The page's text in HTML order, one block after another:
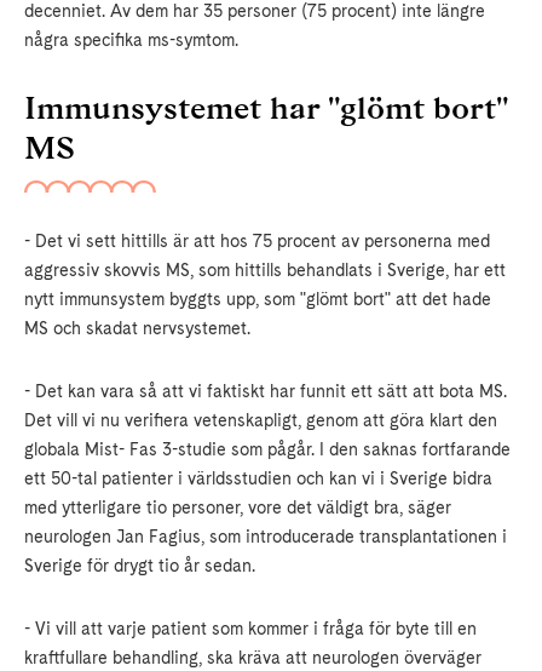
decenniet. Av dem har 35 personer (75 procent) inte längre
några specifika ms-symtom.
Immunsystemet har "glömt bort"
MS
- Det vi sett hittills är att hos 75 procent av personerna med
aggressiv skovvis MS, som hittills behandlats i Sverige, har ett
nytt immunsystem byggts upp, som "glömt bort" att det hade
MS och skadat nervsystemet.
- Det kan vara så att vi faktiskt har funnit ett sätt att bota MS.
Det vill vi nu verifiera vetenskapligt, genom att göra klart den
globala Mist- Fas 3-studie som pågår. I den saknas fortfarande
ett 50-tal patienter i världsstudien och kan vi i Sverige bidra
med ytterligare tio personer, vore det väldigt bra, säger
neurologen Jan Fagius, som introducerade transplantationen i
Sverige för drygt tio år sedan.
- Vi vill att varje patient som kommer i fråga för byte till en
kraftfullare behandling, ska kräva att neurologen överväger